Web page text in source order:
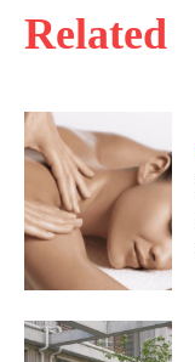
Related